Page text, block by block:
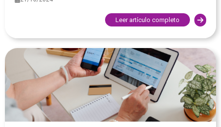
Leer artículo completo